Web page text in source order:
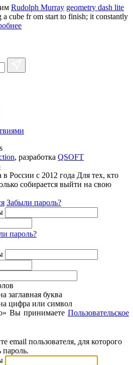
Rudolph Murray geometry dash lite
cube fr om start to finish; it constantly
, разработка QSOFT
России с 2012 года Для тех, кто
собирается выйти на свою
Забыли пароль?
пароль?
заглавная буква
цифра или символ
Вы принимаете Пользовательское
email пользователя, для которого
пароль.